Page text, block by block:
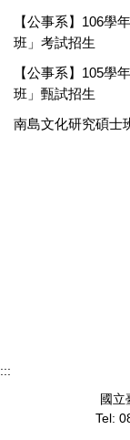
【公事系】106學
班」考試招生
【公事系】105學
班」甄試招生
南島文化研究碩士
:::
國
Tel: